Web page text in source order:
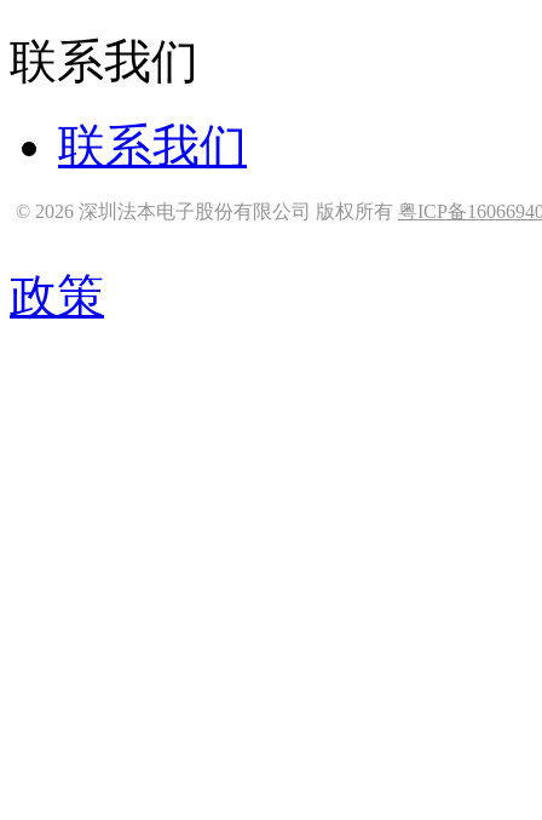
联系我们
联系我们
© 2026 深圳法本电子股份有限公司 版权所有 粤ICP备
政策